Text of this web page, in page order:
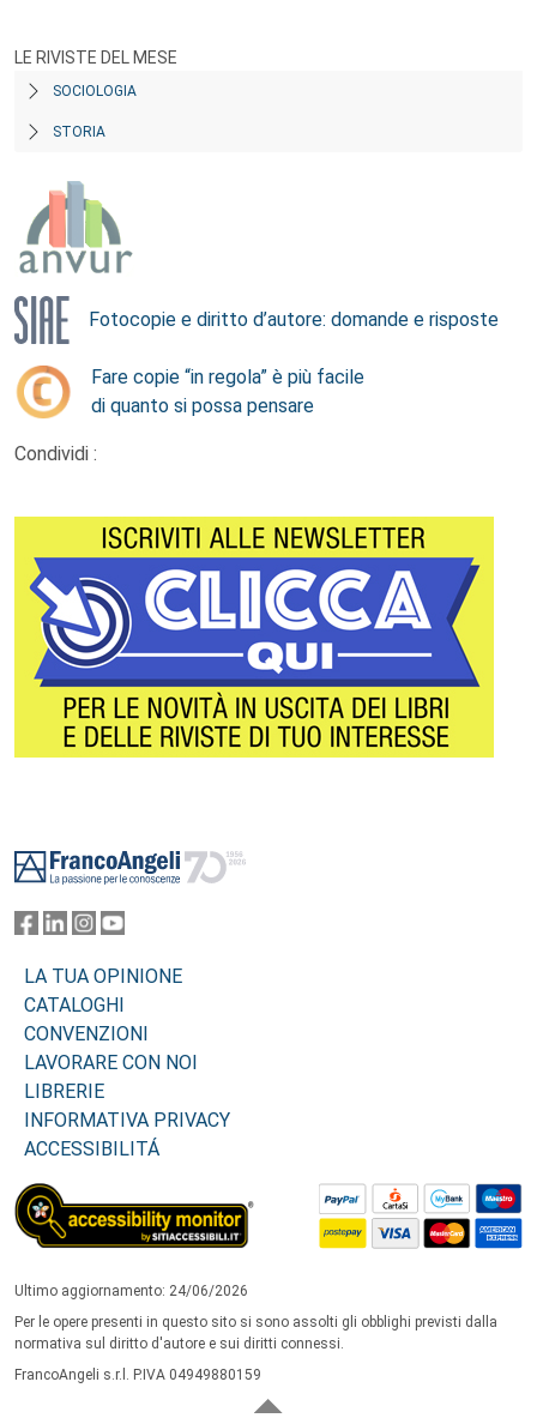
LE RIVISTE DEL MESE
SOCIOLOGIA
STORIA
Fotocopie e diritto d’autore: domande e risposte
Fare copie “in regola” è più facile
di quanto si possa pensare
Condividi :
LA TUA OPINIONE
CATALOGHI
CONVENZIONI
LAVORARE CON NOI
LIBRERIE
INFORMATIVA PRIVACY
ACCESSIBILITÁ
Ultimo aggiornamento: 24/06/2026
Per le opere presenti in questo sito si sono assolti gli obblighi previsti dalla
normativa sul diritto d'autore e sui diritti connessi.
FrancoAngeli s.r.l. P.IVA 04949880159